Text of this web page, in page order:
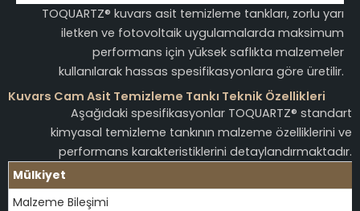
TOQUARTZ® kuvars asit temizleme tankları, zorlu yarı
iletken ve fotovoltaik uygulamalarda maksimum
performans için yüksek saflıkta malzemeler
kullanılarak hassas spesifikasyonlara göre üretilir.
Kuvars Cam Asit Temizleme Tankı Teknik Özellikleri
Aşağıdaki spesifikasyonlar TOQUARTZ® standart
kimyasal temizleme tankının malzeme özelliklerini ve
performans karakteristiklerini detaylandırmaktadır.
Mülkiyet
Malzeme Bileşimi